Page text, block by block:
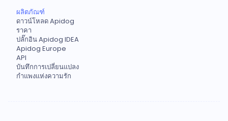
ผลิตภัณฑ์
ดาวน์โหลด Apidog
ราคา
ปลั๊กอิน Apidog IDEA
Apidog Europe
API
บันทึกการเปลี่ยนแปลง
กำแพงแห่งความรัก